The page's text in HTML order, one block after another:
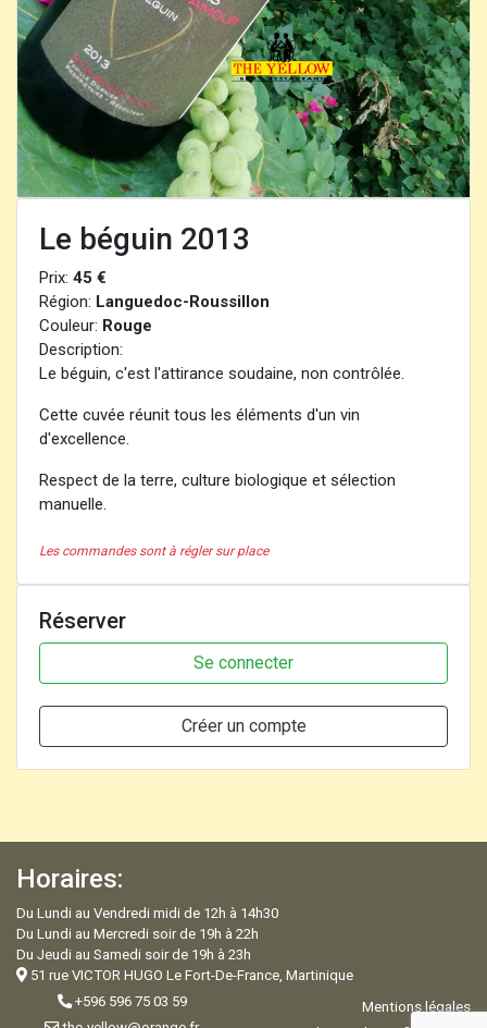
Le béguin 2013
Prix: 45 €
Région: Languedoc-Roussillon
Couleur: Rouge
Description:
Le béguin, c'est l'attirance soudaine, non contrôlée.
Cette cuvée réunit tous les éléments d'un vin
d'excellence.
Respect de la terre, culture biologique et sélection
manuelle.
Les commandes sont à régler sur place
Réserver
Se connecter
Créer un compte
Horaires:
Du Lundi au Vendredi midi de 12h à 14h30
Du Lundi au Mercredi soir de 19h à 22h
Du Jeudi au Samedi soir de 19h à 23h
51 rue VICTOR HUGO Le Fort-De-France, Martinique
+596 596 75 03 59
Mentions légales